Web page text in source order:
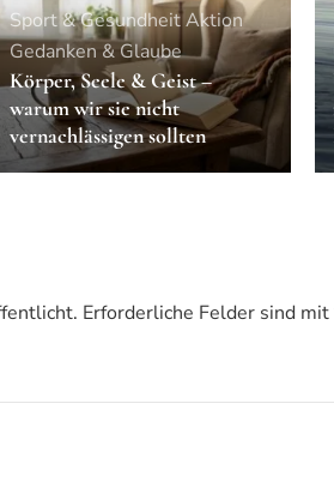
Sport & GesundheitAktion
Gedanken & Glaube
Körper, Seele & Geist –
warum wir sie nicht
vernachlässigen sollten
Erforderliche Felder sind mit